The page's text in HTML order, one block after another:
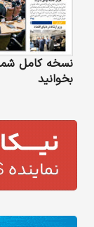
نسخه کامل
بخوانید